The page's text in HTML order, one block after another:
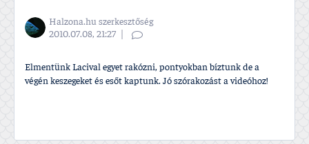
Halzona.hu szerkesztőség
2010.07.08, 21:27
Elmentünk Lacival egyet rakózni, pontyokban bí­ztunk de a
végén keszegeket és esőt kaptunk. Jó szórakozást a videóhoz!